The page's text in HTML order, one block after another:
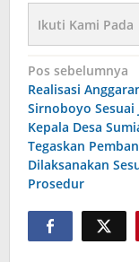
Ikuti Kami Pada
Navigasi
pos
Pos sebelumnya
Realisasi
Sirnoboyo Sesuai
Kepala Desa
Tegaskan
Dilaksanakan
Prosedur